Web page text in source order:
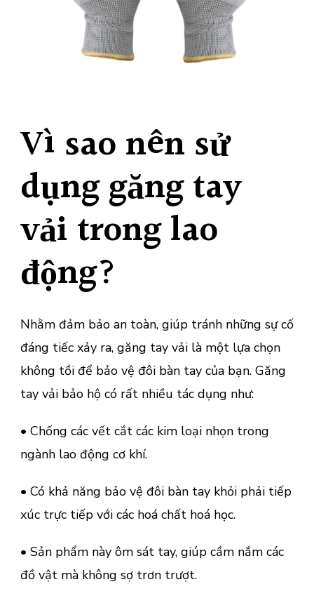
Vì sao nên sử
dụng găng tay
vải trong lao
động?
Nhằm đảm bảo an toàn, giúp tránh những sự cố
đáng tiếc xảy ra, găng tay vải là một lựa chọn
không tồi để bảo vệ đôi bàn tay của bạn. Găng
tay vải bảo hộ có rất nhiều tác dụng như:
• Chống các vết cắt các kim loại nhọn trong
ngành lao động cơ khí.
• Có khả năng bảo vệ đôi bàn tay khỏi phải tiếp
xúc trực tiếp với các hoá chất hoá học.
• Sản phẩm này ôm sát tay, giúp cầm nắm các
đồ vật mà không sợ trơn trượt.